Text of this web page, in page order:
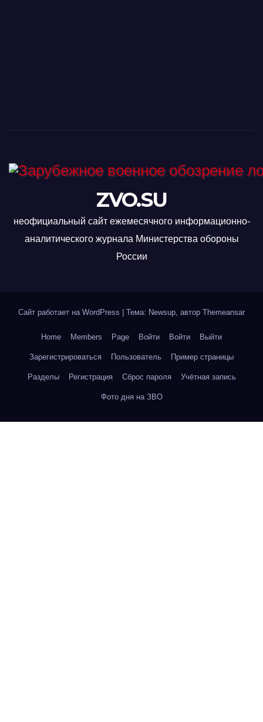
ZVO.SU
неофициальный сайт ежемесячного информационно-
аналитического журнала Министерства обороны
России
Сайт работает на WordPress Тема: Newsup, автор Themeansar
Home Members Page Войти Войти Выйти
Зарегистрироваться Пользователь Пример страницы
Разделы Регистрация Сброс пароля Учётная запись
Фото дня на ЗВО